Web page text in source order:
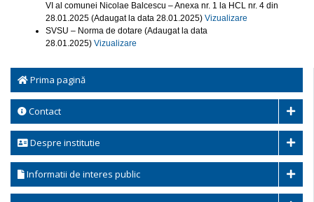
Prima pagină
Contact
Despre institutie
Informatii de interes public
VI al comunei Nicolae Balcescu – Anexa nr. 1 la HCL nr. 4 din
28.01.2025 (Adaugat la data 28.01.2025) Vizualizare
SVSU – Norma de dotare (Adaugat la data
28.01.2025) Vizualizare